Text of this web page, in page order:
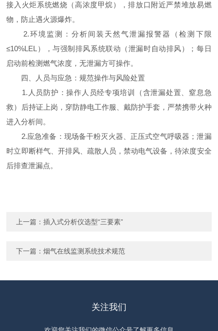
接入火炬系统燃烧（高浓度甲烷），排放口附近严禁堆放易燃
物，防止遇火源爆炸。
2.环境监测：分析间装天然气泄漏报警器（检测下限
≤10%LEL），与强制排风系统联动（泄漏时自动排风）；每日
启动前检测燃气浓度，无泄漏方可操作。
四、人员与应急：规范操作与风险处置
1.人员防护：操作人员经专项培训（含泄漏处置、窒息急
救）后持证上岗，穿防静电工作服、戴防护手套，严禁携带火种
进入分析间。
2.应急准备：现场备干粉灭火器、正压式空气呼吸器；泄漏
时立即断样气、开排风、疏散人员，禁动电气设备，待浓度安全
后排查泄漏点。
上一篇：插入式分析仪选型“三要素”
下一篇：烟气在线监测系统技术规范
关注我们